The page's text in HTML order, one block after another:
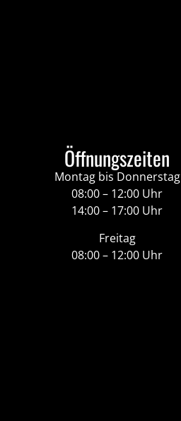
Öffnungszeiten
Montag bis Donnerstag
08:00 – 12:00 Uhr
14:00 – 17:00 Uhr
Freitag
08:00 – 12:00 Uhr